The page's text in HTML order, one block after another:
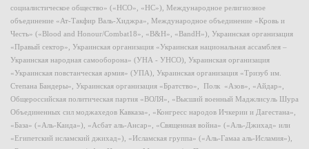
социалистическое общество» («НСО», «НС»), Международное религиозное
объединение «Ат-Такфир Валь-Хиджра», Международное объединение «Кровь и
Честь» («Blood and Honour/Combat18», «B&H», «BandH»), Украинская организация
«Правый сектор», Украинская организация «Украинская национальная ассамблея –
Украинская народная самооборона» (УНА - УНСО), Украинская организация
«Украинская повстанческая армия» (УПА), Украинская организация «Тризуб им.
Степана Бандеры», Украинская организация «Братство», Полк «Азов», «Айдар»,
Общероссийская политическая партия «ВОЛЯ», «Высший военный Маджлисуль Шура
Объединенных сил моджахедов Кавказа», «Конгресс народов Ичкерии и Дагестана»,
«База» («Аль-Каида»), «Асбат аль-Ансар», «Священная война» («Аль-Джихад» или
«Египетский исламский джихад»), «Исламская группа» («Аль-Гамаа аль-Исламия»),